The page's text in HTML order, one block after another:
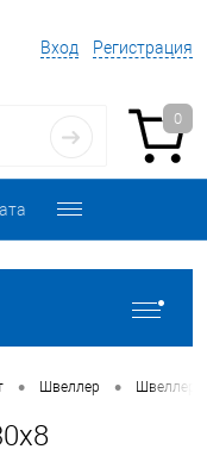
Вход Регистрация
0
• Швеллер • Швеллер